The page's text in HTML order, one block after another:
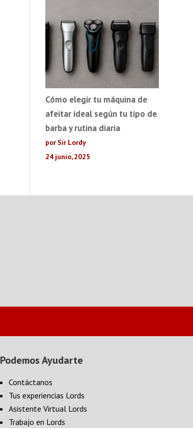
Cómo elegir tu máquina de
afeitar ideal según tu tipo de
barba y rutina diaria
por Sir Lordy
24 junio, 2025
Podemos Ayudarte
Contáctanos
Tus experiencias Lords
Asistente Virtual Lords
Trabajo en Lords